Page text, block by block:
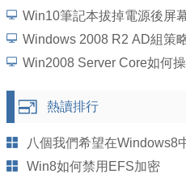
Win10筆記本拔掉電源後屏
熱讀排行
八個我們希望在Windows8
Win8如何禁用EFS加密